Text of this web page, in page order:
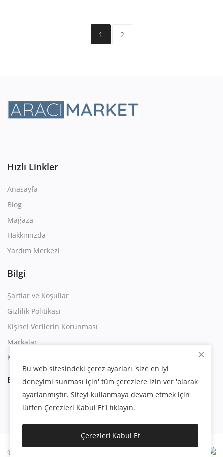
1 2
Hızlı Linkler
Anasayfa
Blog
Mağaza
Hakkımızda
Yardım Merkezi
Bilgi
Şartlar ve Koşullar
Gizlilik Politikası
Kişisel Verilerin Korunması
Markalar
Kullanım Sözleşmesi
Bizi Takip Edin
© 2023 | Eygsoft
Bu web sitesindeki çerez ayarları 'size en iyi
deneyimi sunması için' tüm çerezlere izin ver 'olarak
ayarlanmıştır. Siteyi kullanmaya devam etmek için
lütfen Çerezleri Kabul Et'i tıklayın.
Çerezleri Kabul Et